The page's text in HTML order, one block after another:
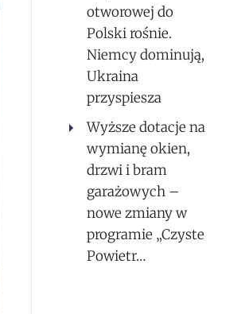
otworowej do
Polski rośnie.
Niemcy dominują,
Ukraina
przyspiesza
Wyższe dotacje na
wymianę okien,
drzwi i bram
garażowych –
nowe zmiany w
programie „Czyste
Powietr…